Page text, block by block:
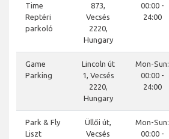
Time
Reptéri
parkoló
873,
Vecsés
2220,
Hungary
00:00 -
24:00
Game
Parking
Lincoln út
1, Vecsés
2220,
Hungary
Mon-Sun:
00:00 -
24:00
Park & Fly
Liszt
Üllői út,
Vecsés
Mon-Sun:
00:00 -